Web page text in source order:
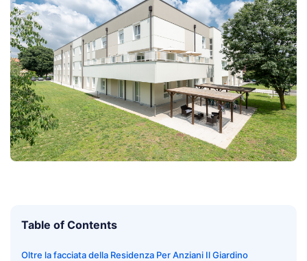
Table of Contents
Oltre la facciata della Residenza Per Anziani Il Giardino